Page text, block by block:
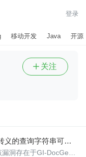
登录
移动开发 Java 开源
 关注
义的查询字符串可导
洞存在于GI-DocGen